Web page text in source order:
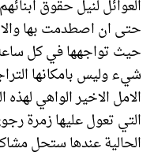
العوائل لنيل حقوق
حتى ان اصطدمت بها
حيث تواجهها في كل
شيء وليس بامكانها
الامل الاخير الواهي
التي تعول عليها زمرة
الحالية عندها ستحل